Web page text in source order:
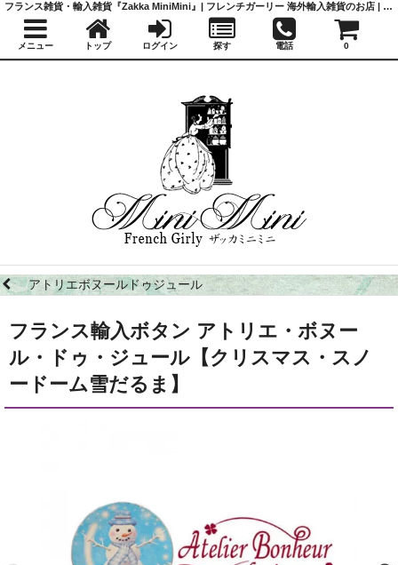
アトリエボヌールドゥジュール
フランス輸入ボタン アトリエ・ボヌー
ル・ドゥ・ジュール【クリスマス・スノ
ードーム雪だるま】
フランス雑貨・輸入雑貨『Zakka MiniMini』| フレンチガーリー 海外輸入雑貨のお店 | かわいい雑貨 | 蚤の市 | アンティーク
メニュー トップ ログイン 探す 電話 0